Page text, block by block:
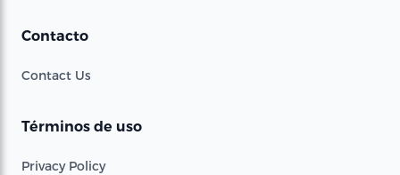
Contacto
Contact Us
Términos de uso
Privacy Policy